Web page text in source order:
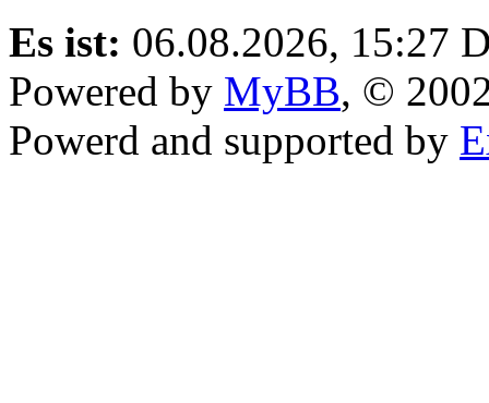
Es ist: 06.08.2026, 15:27
Powered by MyBB, ©
Powerd and supported by